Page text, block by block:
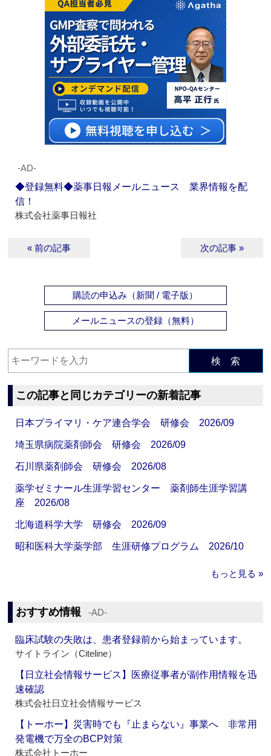
‐AD‐
◆登録無料◆薬事日報メールニュース 業界情報を配
信！
株式会社薬事日報社
« 前の記事 次の記事 »
購読の申込み（新聞 / 電子版）
メールニュースの登録（無料）
検 索
この記事と同じカテゴリーの新着記事
日本プライマリ・ケア連合学会 研修会 2026/09
埼玉県病院薬剤師会 研修会 2026/09
石川県薬剤師会 研修会 2026/08
薬学ゼミナール生涯学習センター 薬剤師生涯学習講
座 2026/08
北海道科学大学 研修会 2026/09
昭和医科大学薬学部 生涯研修プログラム 2026/10
もっと見る »
おすすめ情報 ‐AD‐
臨床試験の失敗は、患者登録前から始まっています。
サイトライン（Citeline）
【日立社会情報サービス】医療従事者が副作用情報を迅
速確認
株式会社日立社会情報サービス
【トーホー】災害時でも『止まらない』事業へ 非常用
発電機で万全のBCP対策
株式会社トーホー